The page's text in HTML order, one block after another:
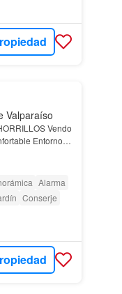
Valparaíso
Vendo
Alarma
Conserje